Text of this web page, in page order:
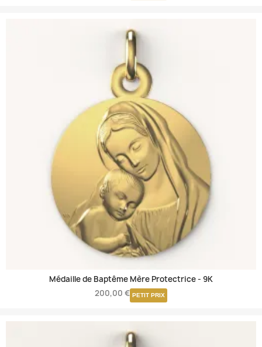
Médaille de Baptême Mère Protectrice - 9K
200,00 € PETIT PRIX